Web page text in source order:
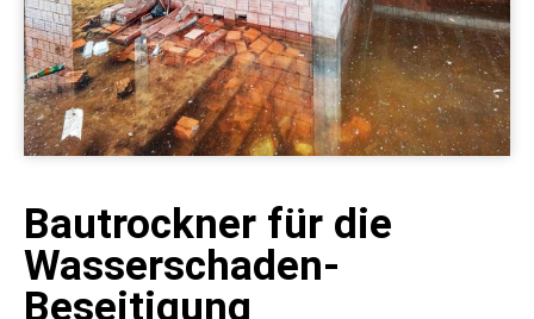
Bautrockner für die
Wasserschaden-
Beseitigung